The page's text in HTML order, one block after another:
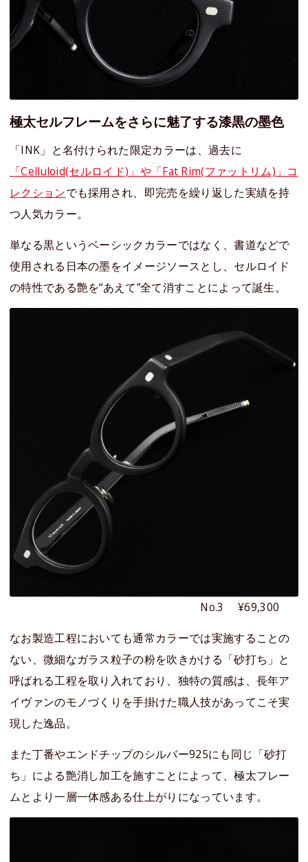
極太セルフレームをさらに魅了する漆黒の墨色
「INK」と名付けられた限定カラーは、過去に
「Celluloid(セルロイド)」や「Fat Rim(ファットリム)」コ
レクションでも採用され、即完売を繰り返した実績を持
つ人気カラー。
単なる黒というベーシックカラーではなく、書道などで
使用される日本の墨をイメージソースとし、セルロイド
の特性である艶を“あえて”全て消すことによって誕生。
No.3 ¥69,300
なお製造工程においても通常カラーでは実施することの
ない、微細なガラス粒子の粉を吹きかける「砂打ち」と
呼ばれる工程を取り入れており、独特の質感は、長年ア
イヴァンのモノづくりを手掛けた職人技があってこそ実
現した逸品。
また丁番やエンドチップのシルバー925にも同じ「砂打
ち」による艶消し加工を施すことによって、極太フレー
ムとより一層一体感ある仕上がりになっています。